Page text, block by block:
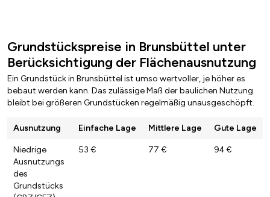
Grundstückspreise in Brunsbüttel unter
Berücksichtigung der Flächenausnutzung
Ein Grundstück in Brunsbüttel ist umso wertvoller, je höher es
bebaut werden kann. Das zulässige Maß der baulichen Nutzung
bleibt bei größeren Grundstücken regelmäßig unausgeschöpft.
Ausnutzung Einfache Lage Mittlere Lage Gute Lage
Niedrige
Ausnutzungs
des
Grundstücks
53 € 77 € 94 €